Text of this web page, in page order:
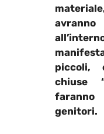
piccoli,
chiuse
faranno
genitori.